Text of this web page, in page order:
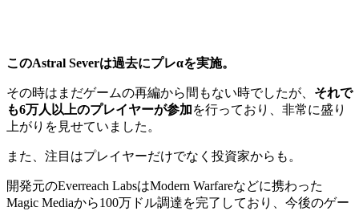
このAstral Severは過去にプレαを実施。
その時はまだゲームの再編から間もない時でしたが、 それで
も6万人以上のプレイヤーが参加を行っており、非常に盛り
上がりを見せていました。
また、注目はプレイヤーだけでなく投資家からも。
開発元のEverreach LabsはModern Warfareなどに携わった
Magic Mediaから100万ドル調達を完了 しており、今後のゲー